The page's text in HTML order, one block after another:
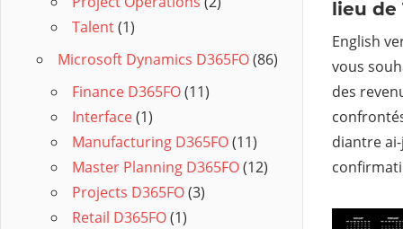
lieu de
English
vous
des
diantre
Talent(1)
Microsoft Dynamics D365FO(86)
Finance D365FO(11)
Interface(1)
Manufacturing D365FO(11)
Master Planning D365FO(12)
Projects D365FO(3)
Retail D365FO(1)